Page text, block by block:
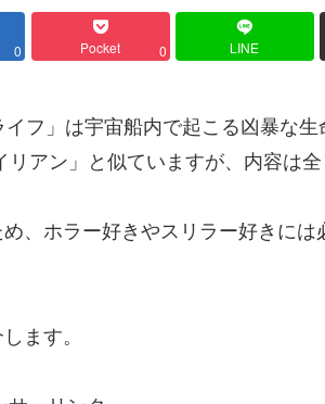
0 Pocket 0 LINE
フ」は宇宙船内で起こる凶暴な生
アン」と似ていますが、内容は全
、ホラー好きやスリラー好きには
ます。